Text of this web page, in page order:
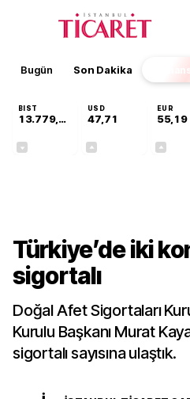
Bugün Son Dakika Finans
BIST
13.779,39
USD
47,71
EUR
55,19
Türkiye’de iki
sigortalı
Doğal Afet Sigortaları
Kurulu Başkanı Murat
sigortalı sayısına ulaştık.